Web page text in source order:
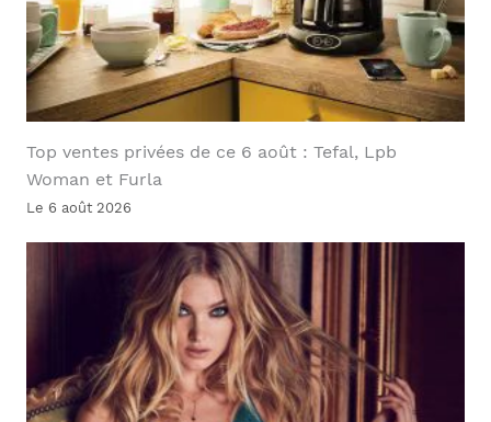
Top ventes privées de ce 6 août : Tefal, Lpb
Woman et Furla
Le 6 août 2026